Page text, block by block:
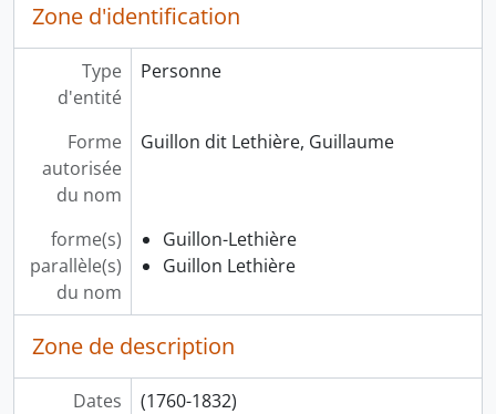
Zone d'identification
Type
d'entité
Personne
Forme
autorisée
du nom
Guillon dit Lethière, Guillaume
forme(s)
parallèle(s)
du nom
Guillon-Lethière
Guillon Lethière
Zone de description
Dates
(1760-1832)